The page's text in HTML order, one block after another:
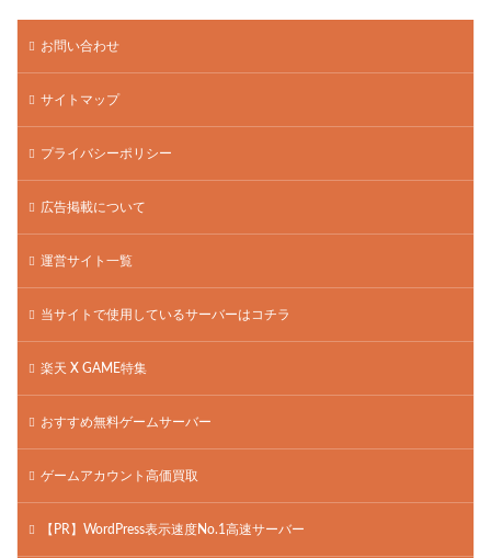
お問い合わせ
サイトマップ
プライバシーポリシー
広告掲載について
運営サイト一覧
当サイトで使用しているサーバーはコチラ
楽天 X GAME特集
おすすめ無料ゲームサーバー
ゲームアカウント高価買取
【PR】WordPress表示速度No.1高速サーバー